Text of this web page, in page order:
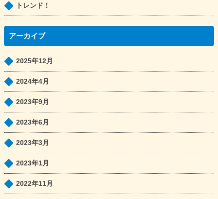
トレンド！
アーカイブ
2025年12月
2024年4月
2023年9月
2023年6月
2023年3月
2023年1月
2022年11月